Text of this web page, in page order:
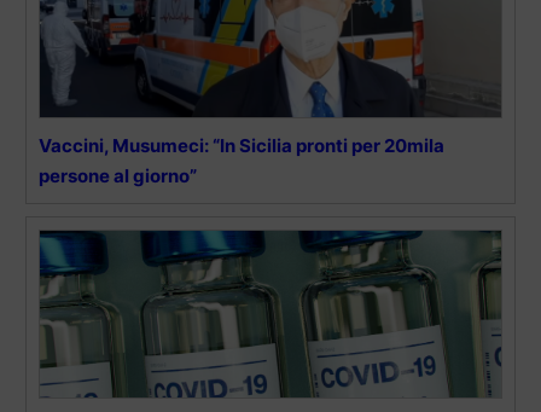
Vaccini, Musumeci: “In Sicilia pronti per 20mila
persone al giorno”